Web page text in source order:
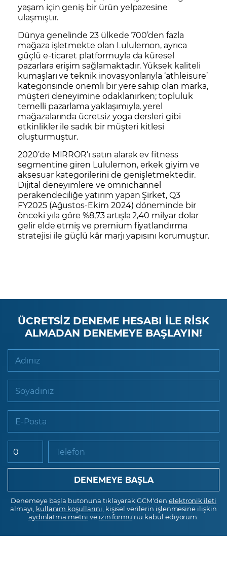
yaşam için geniş bir ürün yelpazesine
ulaşmıştır.
Dünya genelinde 23 ülkede 700’den fazla
mağaza işletmekte olan Lululemon, ayrıca
güçlü e-ticaret platformuyla da küresel
pazarlara erişim sağlamaktadır. Yüksek kaliteli
kumaşları ve teknik inovasyonlarıyla ‘athleisure’
kategorisinde önemli bir yere sahip olan marka,
müşteri deneyimine odaklanırken; topluluk
temelli pazarlama yaklaşımıyla, yerel
mağazalarında ücretsiz yoga dersleri gibi
etkinlikler ile sadık bir müşteri kitlesi
oluşturmuştur.
2020’de MIRROR’ı satın alarak ev fitness
segmentine giren Lululemon, erkek giyim ve
aksesuar kategorilerini de genişletmektedir.
Dijital deneyimlere ve omnichannel
perakendeciliğe yatırım yapan Şirket, Q3
FY2025 (Ağustos-Ekim 2024) döneminde bir
önceki yıla göre %8,73 artışla 2,40 milyar dolar
gelir elde etmiş ve premium fiyatlandırma
stratejisi ile güçlü kâr marjı yapısını korumuştur.
ÜCRETSİZ DENEME HESABI İLE RİSK
ALMADAN DENEMEYE BAŞLAYIN!
Adınız
Soyadınız
E-Posta
Telefon
Denemeye başla butonuna tıklayarak GCM'den elektronik ileti
almayı, kullanım koşullarını , kişisel verilerin işlenmesine ilişkin
aydınlatma metni ve izin formu'nu kabul ediyorum.